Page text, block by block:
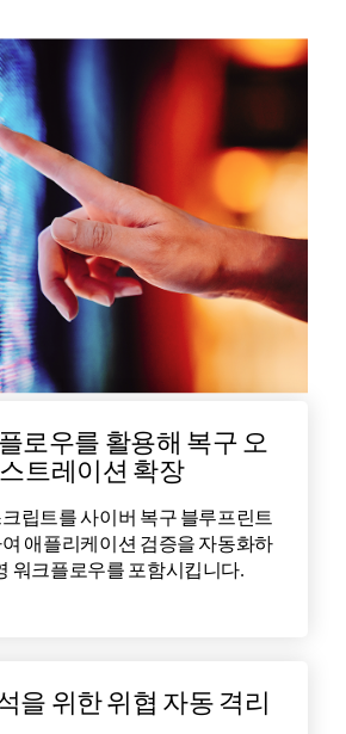
로우를 활용해 복구 오
트레이션 확장
립트를 사이버 복구 블루프린트
애플리케이션 검증을 자동화하
워크플로우를 포함시킵니다.
을 위한 위협 자동 격리